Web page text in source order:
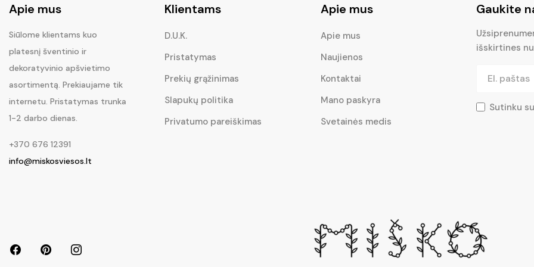
Apie mus
Siūlome klientams kuo
platesnį šventinio ir
dekoratyvinio apšvietimo
asortimentą. Prekiaujame tik
internetu. Pristatymas trunka
1-2 darbo dienas.
+370 676 12391
info@miskosviesos.lt
Klientams
D.U.K.
Pristatymas
Prekių grąžinimas
Slapukų politika
Privatumo pareiškimas
Apie mus
Apie mus
Naujienos
Kontaktai
Mano paskyra
Svetainės medis
Gaukite
išskirtines
Sutinku su